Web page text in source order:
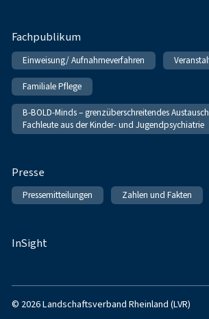
Fachpublikum
Einweisung/ Aufnahmeverfahren
Familiale Pflege
B-BOLD-Minds – grenzüberschreitendes
Fachleute aus der Kinder- und Jugendpsychiatrie
Presse
Pressemitteilungen Zahlen und Fakten
InSight
© 2026 Landschaftsverband Rheinland (LVR)